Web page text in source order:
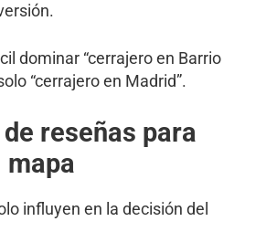
dominar “cerrajero en Barrio
“cerrajero en Madrid”.
reseñas para
mapa
influyen en la decisión del